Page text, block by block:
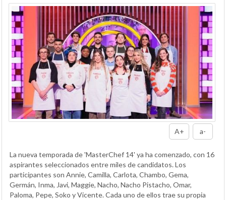
A+ a-
La nueva temporada de 'MasterChef 14' ya ha comenzado, con 16
aspirantes seleccionados entre miles de candidatos. Los
participantes son Annie, Camilla, Carlota, Chambo, Gema,
Germán, Inma, Javi, Maggie, Nacho, Nacho Pistacho, Omar,
Paloma, Pepe, Soko y Vicente. Cada uno de ellos trae su propia